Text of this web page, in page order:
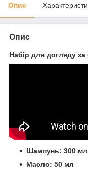
Опис
Опис
Набір для догляду
Шампунь: 300 мл
Масло: 50 мл